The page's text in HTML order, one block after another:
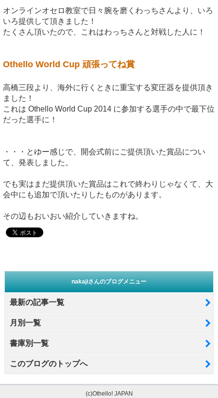
オンラインオセロ教室で日々腕を磨くわっちさんより、いろ
いろ提供して頂きました！
たくさん頂いたので、これはわっちさんと対戦した人に！
Othello World Cup 頑張ってね賞
高橋三段より、海外に行くときに重宝する変圧器を提供頂き
ました！
これは Othello World Cup 2014 に参加する選手の中で最下位
だった選手に！
・・・とゆー感じで、開会式前にご提供頂いた賞品につい
て、発表しました。
でも実はまだ提供頂いた賞品はこれで終わりじゃなくて、大
会中にも追加で頂いたりしたものがあります。
その辺もおいおい紹介していきますね。
nakajiさんのブログメニュー
最新の記事一覧
月別一覧
書庫別一覧
このブログのトップへ
(c)Othello! JAPAN